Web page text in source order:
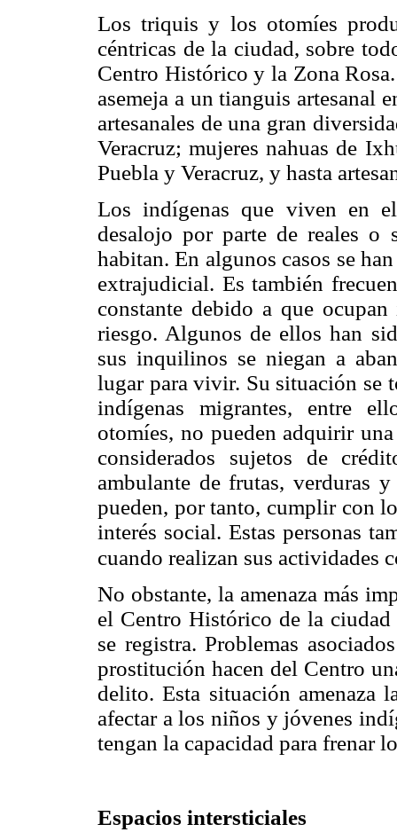
Los triquis y los otomíes
céntricas de la ciudad, sobre
Centro Histórico y la Zona
asemeja a un tianguis artesanal
artesanales de una gran
Veracruz; mujeres nahuas de
Puebla y Veracruz, y hasta
Los indígenas que viven en
desalojo por parte de reales o
habitan. En algunos casos se
extrajudicial. Es también
constante debido a que
riesgo. Algunos de ellos han
sus inquilinos se niegan a
lugar para vivir. Su situación se
indígenas migrantes, entre
otomíes, no pueden adquirir
considerados sujetos de
ambulante de frutas, verduras
pueden, por tanto, cumplir con
interés social. Estas personas
cuando realizan sus actividades
No obstante, la amenaza más
el Centro Histórico de la
se registra. Problemas
prostitución hacen del Centro
delito. Esta situación amenaza
afectar a los niños y jóvenes
tengan la capacidad para frenar
Espacios intersticiales